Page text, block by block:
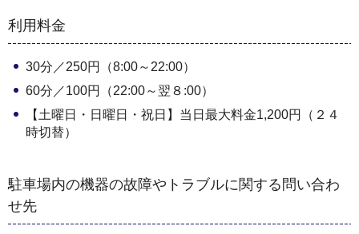
利用料金
30分／250円（8:00～22:00）
60分／100円（22:00～翌８:00）
【土曜日・日曜日・祝日】当日最大料金1,200円（２４
時切替）
駐車場内の機器の故障やトラブルに関する問い合わ
せ先